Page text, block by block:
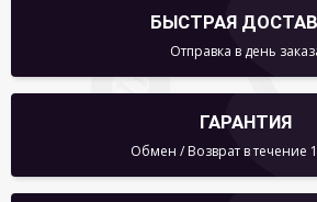
БЫСТРАЯ
Отправка в день
ГАРАНТИЯ
Обмен / Возврат в течение